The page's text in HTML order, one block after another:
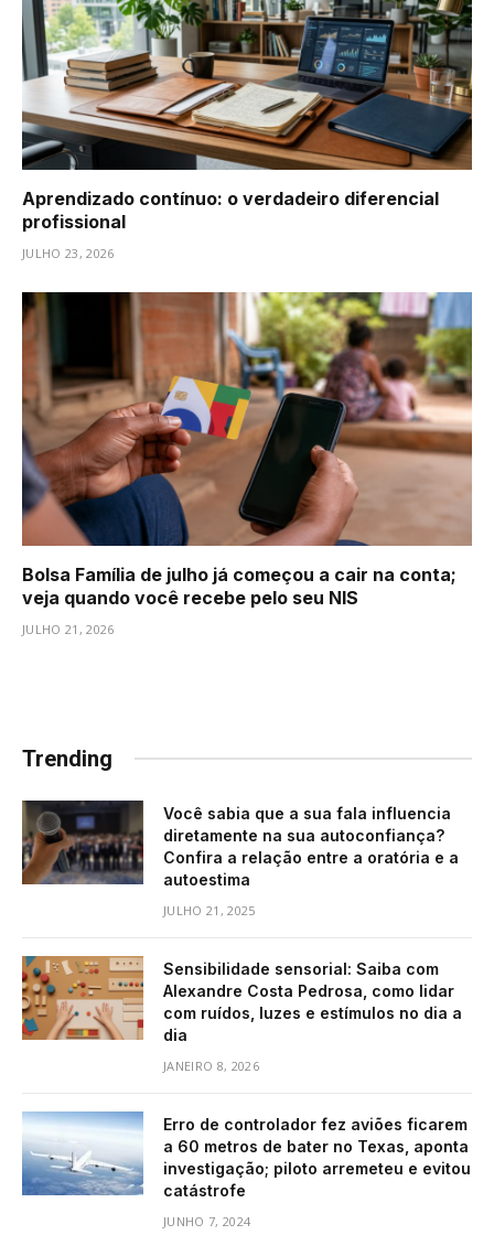
Aprendizado contínuo: o verdadeiro diferencial
profissional
JULHO 23, 2026
Bolsa Família de julho já começou a cair na conta;
veja quando você recebe pelo seu NIS
JULHO 21, 2026
Trending
Você sabia que a sua fala influencia
diretamente na sua autoconfiança?
Confira a relação entre a oratória e a
autoestima
JULHO 21, 2025
Sensibilidade sensorial: Saiba com
Alexandre Costa Pedrosa, como lidar
com ruídos, luzes e estímulos no dia a
dia
JANEIRO 8, 2026
Erro de controlador fez aviões ficarem
a 60 metros de bater no Texas, aponta
investigação; piloto arremeteu e evitou
catástrofe
JUNHO 7, 2024